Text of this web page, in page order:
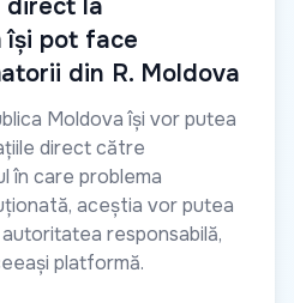
direct la
își pot face
din R. Moldova
Moldova își vor putea
direct către
în care problema
aceștia vor putea
responsabilă,
platformă.